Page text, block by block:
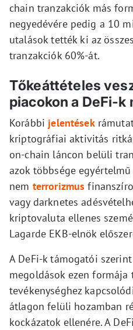
chain tranzakciók más
negyedévére pedig a 10
utalások tették ki az
tranzakciók 60%-át.
Tőkeáttételes
piacokon a DeFi-k
Korábbi jelentések
kriptográfiai aktivitás
on-chain láncon belüli
azok többsége
nem terrorizmus
vagy darknetes
kriptovaluta ellenes
Lagarde EKB-elnök
A DeFi-k támogatói
megoldások ezen formája
tevékenységhez
átlagon felüli hozamban
kockázatok ellenére. A